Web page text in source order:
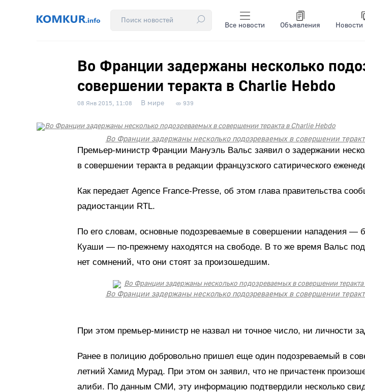
Все новости Объявления
Во Франции задержаны несколько
совершении теракта в Charlie Hebdo
08 Янв 2015, 11:08 В мире 939
Во Франции задержаны несколько подозреваемых в совершении
Премьер-министр Франции Мануэль Вальс заявил о задержании
в совершении теракта в редакции французского сатирического
Как передает Agence France-Presse, об этом глава правительства
радиостанции RTL.
По его словам, основные подозреваемые в совершении нападения
Куаши — по-прежнему находятся на свободе. В то же время Вальс
нет сомнений, что они стоят за произошедшим.
Во Франции задержаны несколько подозреваемых в совершении
При этом премьер-министр не назвал ни точное число, ни личности
Ранее в полицию добровольно пришел еще один подозреваемый в
летний Хамид Мурад. При этом он заявил, что не причастенк
алиби. По данным СМИ, эту информацию подтвердили несколько